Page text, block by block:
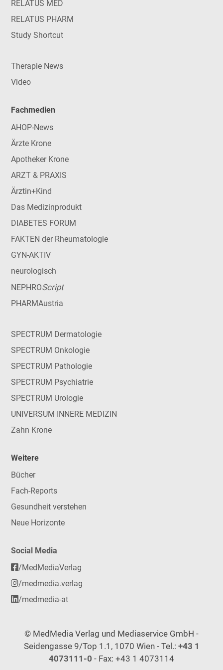
RELATUS MED
RELATUS PHARM
Study Shortcut
Therapie News
Video
Fachmedien
AHOP-News
Ärzte Krone
Apotheker Krone
ARZT & PRAXIS
Ärztin+Kind
Das Medizinprodukt
DIABETES FORUM
FAKTEN der Rheumatologie
GYN-AKTIV
neurologisch
NEPHROScript
PHARMAustria
SPECTRUM Dermatologie
SPECTRUM Onkologie
SPECTRUM Pathologie
SPECTRUM Psychiatrie
SPECTRUM Urologie
UNIVERSUM INNERE MEDIZIN
Zahn Krone
Weitere
Bücher
Fach-Reports
Gesundheit verstehen
Neue Horizonte
Social Media
/MedMediaVerlag
/medmedia.verlag
/medmedia-at
© MedMedia Verlag und Mediaservice GmbH -
Seidengasse 9/Top 1.1, 1070 Wien - Tel.: +43 1
4073111-0 - Fax: +43 1 4073114